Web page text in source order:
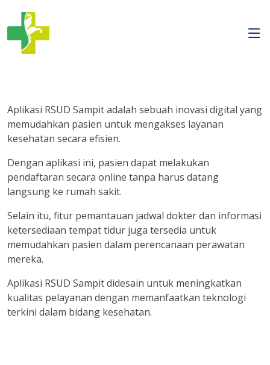
Aplikasi RSUD Sampit adalah sebuah inovasi digital yang
memudahkan pasien untuk mengakses layanan
kesehatan secara efisien.
Dengan aplikasi ini, pasien dapat melakukan
pendaftaran secara online tanpa harus datang
langsung ke rumah sakit.
Selain itu, fitur pemantauan jadwal dokter dan informasi
ketersediaan tempat tidur juga tersedia untuk
memudahkan pasien dalam perencanaan perawatan
mereka.
Aplikasi RSUD Sampit didesain untuk meningkatkan
kualitas pelayanan dengan memanfaatkan teknologi
terkini dalam bidang kesehatan.